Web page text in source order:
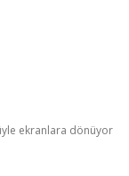
ekranlara dönüyor